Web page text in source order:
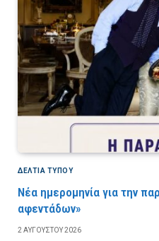
ΔΕΛΤΙΑ ΤΥΠΟΥ
Νέα ημερομηνία για την
αφεντάδων»
2 ΑΥΓΟΎΣΤΟΥ 2026